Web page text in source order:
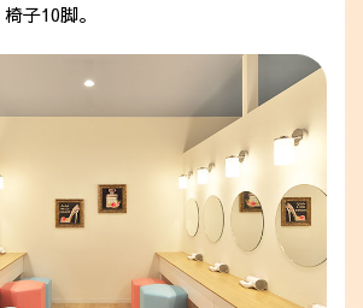
子10脚。